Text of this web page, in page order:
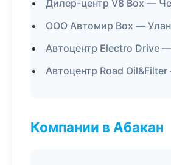
Дилер-центр V8 Box —
ООО Автомир Box —
Автоцентр Electro Drive
Автоцентр Road
Компании в Абакан